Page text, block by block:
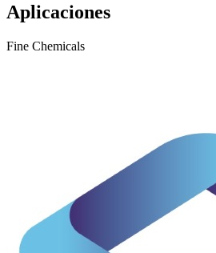
Aplicaciones
Fine Chemicals